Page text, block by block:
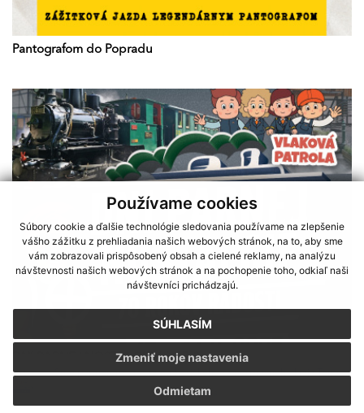
Používame cookies
Súbory cookie a ďalšie technológie sledovania používame na zlepšenie
vášho zážitku z prehliadania našich webových stránok, na to, aby sme
vám zobrazovali prispôsobený obsah a cielené reklamy, na analýzu
návštevnosti našich webových stránok a na pochopenie toho, odkiaľ naši
návštevníci prichádzajú.
SÚHLASÍM
Odmietam
Zmeniť moje nastavenia
Sme partnerom programu Košického samosprávneho kraja Terra
Incognita
Pantografom do Popradu
DNI PARNEJ NOSTALGIE 16-17.8.